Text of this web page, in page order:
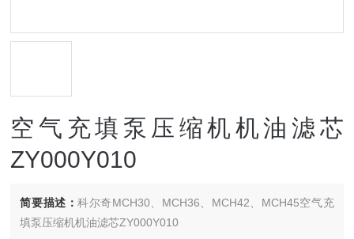
空气充填泵压缩机机油滤芯
ZY000Y010
简要描述：科尔奇MCH30、MCH36、MCH42、MCH45空气充
填泵压缩机机油滤芯ZY000Y010